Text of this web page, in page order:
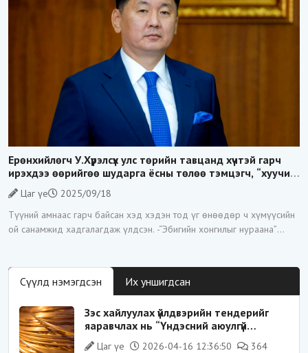
Ерөнхийлөгч У.Хүрэлсүх улс төрийн тавцанд хүчтэй гарч
ирэхдээ өөрийгөө шударга ёсны төлөө тэмцэгч, “хуучин
тогтолцооны хонгилыг нураагч” гэсэн дүрээр ард түмэнд
таниулсан.
Цаг үе
2025/09/18
Түүний амнаас гарч байсан хэд хэдэн тод үг өнөөдөр ч хүмүүсийн
ой санамжид хадгалагдаж үлдсэн. -“Эбигийн хонгилыг нураана”
Сүүлд нэмэгдсэн Их уншигдсан
Зэс хайлуулах үйлдвэрийн тендерийг
яаравчлах нь “Үндэсний аюулгүй
байдал“-д эрсдэлтэй юу?
Цаг үе 2026-04-16 12:36:50 364